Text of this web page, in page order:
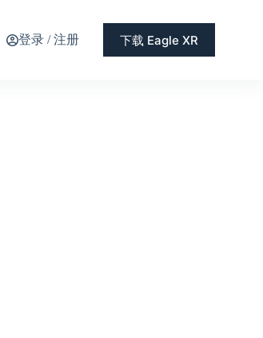
登录 / 注册 下载 Eagle XR